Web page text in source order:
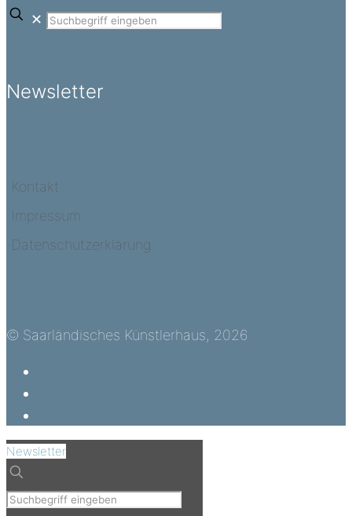
✕
Newsletter
Kontakt
Impressum
Datenschutzerklärung
© Saarländisches Künstlerhaus, 2026
Newsletter